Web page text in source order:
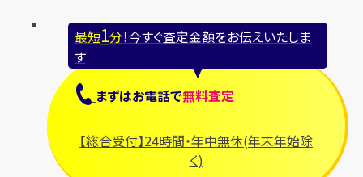
最短1分！今すぐ査定金額をお伝えいたしま
す
まずはお電話で無料査定
【総合受付】24時間・年中無休(年末年始除
く)